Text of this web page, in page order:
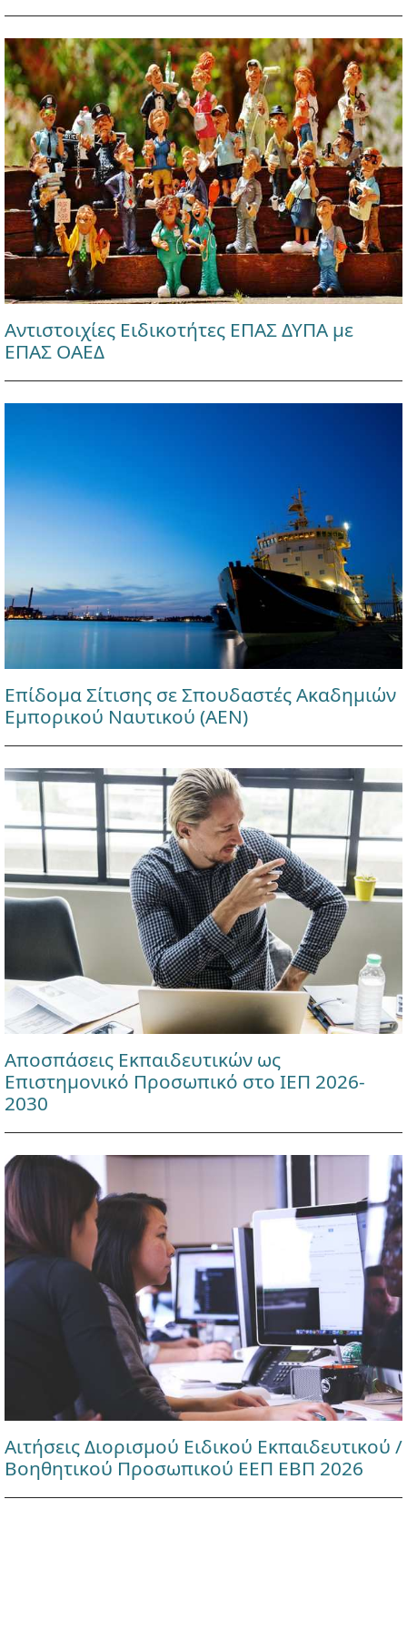
Αντιστοιχίες Ειδικοτήτες ΕΠΑΣ ΔΥΠΑ με
ΕΠΑΣ ΟΑΕΔ
Επίδομα Σίτισης σε Σπουδαστές Ακαδημιών
Εμπορικού Ναυτικού (ΑΕΝ)
Αποσπάσεις Εκπαιδευτικών ως
Επιστημονικό Προσωπικό στο ΙΕΠ 2026-
2030
Αιτήσεις Διορισμού Ειδικού Εκπαιδευτικού /
Βοηθητικού Προσωπικού ΕΕΠ ΕΒΠ 2026